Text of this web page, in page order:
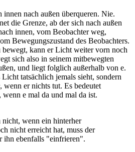
nach außen überqueren. Nie.
die Grenze, ab der sich nach außen
innen, vom Beobachter weg,
Bewegungszustand des Beobachters.
bewegt, kann er Licht weiter vorn noch
sich also in seinem mitbewegten
und liegt folglich außerhalb von e.
tatsächlich jemals sieht, sondern
, wenn er nichts tut. Es bedeutet
e mal da und mal da ist.
nicht, wenn ein hinterher
nicht erreicht hat, muss der
ihn ebenfalls "einfrieren".